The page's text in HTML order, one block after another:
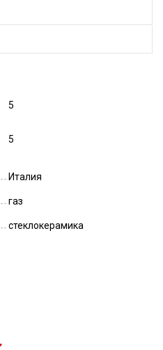
5
5
Италия
газ
стеклокерамика